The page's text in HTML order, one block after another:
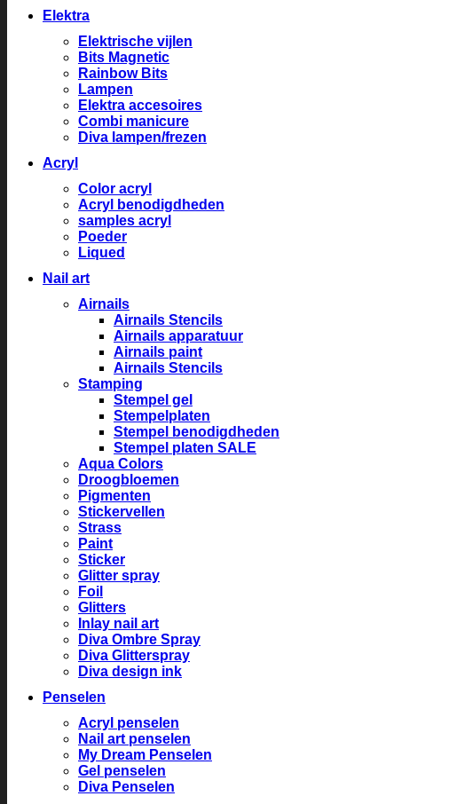
Elektra
Elektrische vijlen
Bits Magnetic
Rainbow Bits
Lampen
Elektra accesoires
Combi manicure
Diva lampen/frezen
Acryl
Color acryl
Acryl benodigdheden
samples acryl
Poeder
Liqued
Nail art
Airnails
Airnails Stencils
Airnails apparatuur
Airnails paint
Airnails Stencils
Stamping
Stempel gel
Stempelplaten
Stempel benodigdheden
Stempel platen SALE
Aqua Colors
Droogbloemen
Pigmenten
Stickervellen
Strass
Paint
Sticker
Glitter spray
Foil
Glitters
Inlay nail art
Diva Ombre Spray
Diva Glitterspray
Diva design ink
Penselen
Acryl penselen
Nail art penselen
My Dream Penselen
Gel penselen
Diva Penselen